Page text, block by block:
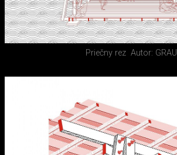
Priečny rez Autor: GRAU